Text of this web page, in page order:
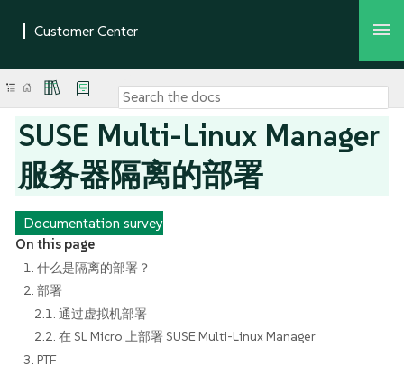
SUSE Multi-Linux Manager
服务器隔离的部署
Documentation survey
On this page
1. 什么是隔离的部署？
2. 部署
2.1. 通过虚拟机部署
2.2. 在 SL Micro 上部署 SUSE Multi-Linux Manager
3. PTF